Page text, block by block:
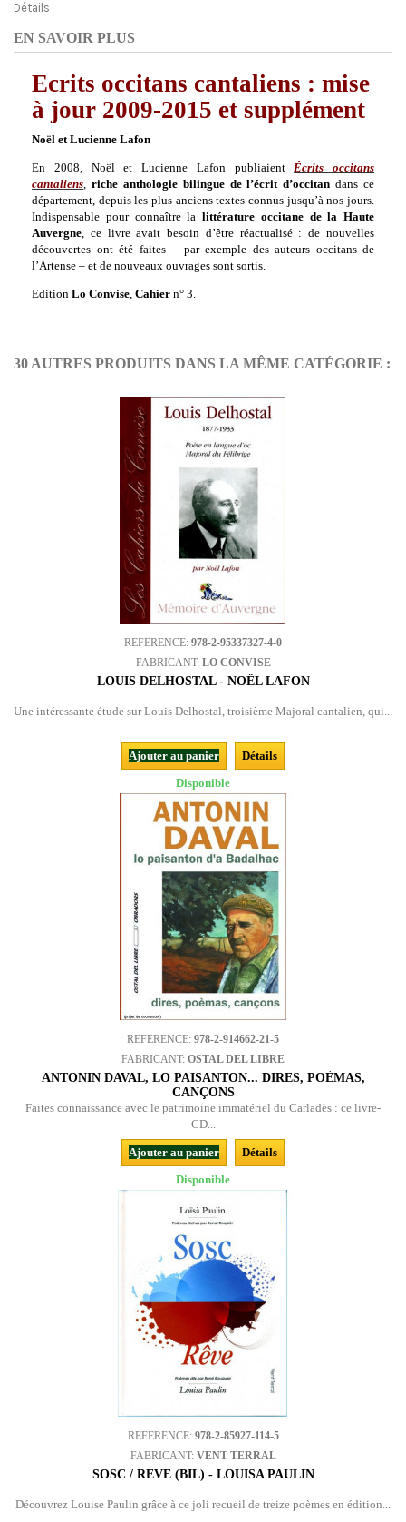
Détails
EN SAVOIR PLUS
Ecrits occitans cantaliens : mise
à jour 2009-2015 et supplément
Noël et Lucienne Lafon
En 2008, Noël et Lucienne Lafon publiaientÉcrits occitans
cantaliens, riche anthologie bilingue de l’écrit d’occitan dans ce
département, depuis les plus anciens textes connus jusqu’à nos jours.
Indispensable pour connaître la littérature occitane de la Haute
Auvergne, ce livre avait besoin d’être réactualisé : de nouvelles
découvertes ont été faites – par exemple des auteurs occitans de
l’Artense – et de nouveaux ouvrages sont sortis.
Edition Lo Convise, Cahier n° 3.
30 AUTRES PRODUITS DANS LA MÊME CATÉGORIE :
REFERENCE: 978-2-95337327-4-0
FABRICANT: LO CONVISE
LOUIS DELHOSTAL - NOËL LAFON
Une intéressante étude sur Louis Delhostal, troisième Majoral cantalien, qui...
Ajouter au panier
Détails
Disponible
REFERENCE: 978-2-914662-21-5
FABRICANT: OSTAL DEL LIBRE
ANTONIN DAVAL, LO PAISANTON... DIRES, POÈMAS,
CANÇONS
Faites connaissance avec le patrimoine immatériel du Carladès : ce livre-
CD...
Ajouter au panier
Détails
Disponible
REFERENCE: 978-2-85927-114-5
FABRICANT: VENT TERRAL
SOSC / RÊVE (BIL) - LOUISA PAULIN
Découvrez Louise Paulin grâce à ce joli recueil de treize poèmes en édition...